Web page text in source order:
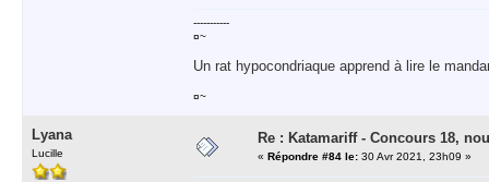
-----------
¤~
Un rat hypocondriaque apprend à lire le
¤~
Lyana
Lucille
Re : Katamariff - Concours 18,
« Répondre #84 le: 30 Avr 2021, 23h09 »